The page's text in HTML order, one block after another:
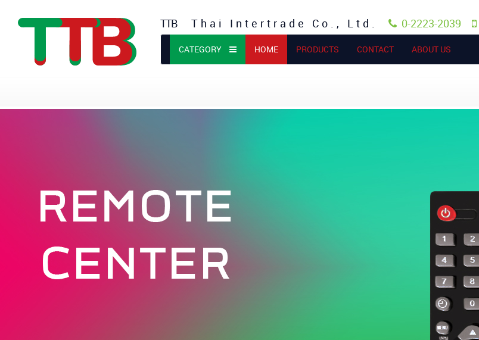
TTB Thai Intertrade Co., Ltd. 0-2223-2039
CATEGORY HOME(current)PRODUCTS CONTACT ABOUT US